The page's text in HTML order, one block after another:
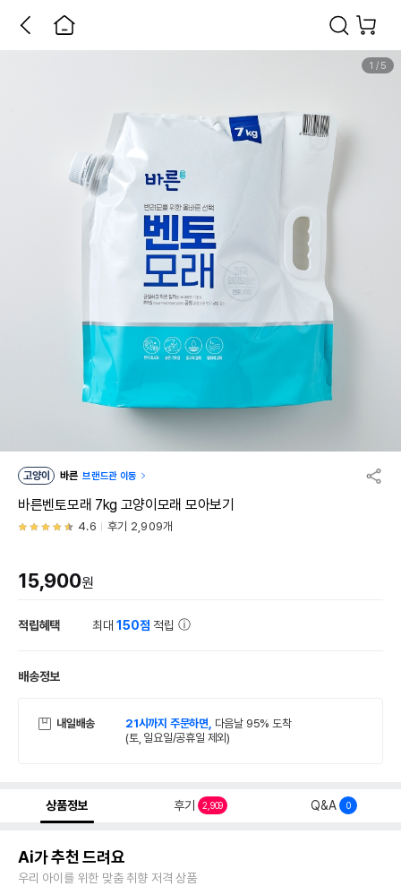
1 / 5
고양이 바른 브랜드관 이동
바른벤토모래 7kg 고양이모래 모아보기
4.6 후기 2,909개
15,900원
적립혜택 최대150점 적립
배송정보
내일배송 21시까지 주문하면, 다음날 95% 도착
(토, 일요일/공휴일 제외)
상품정보 후기 2,909 Q&A 0
Ai가 추천 드려요
우리 아이를 위한 맞춤 취향 저격 상품